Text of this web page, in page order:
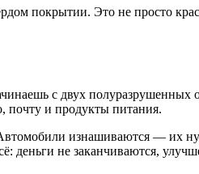
покрытии. Это не просто
с двух
почту и продукты питания.
изнашиваются — их
не заканчиваются,